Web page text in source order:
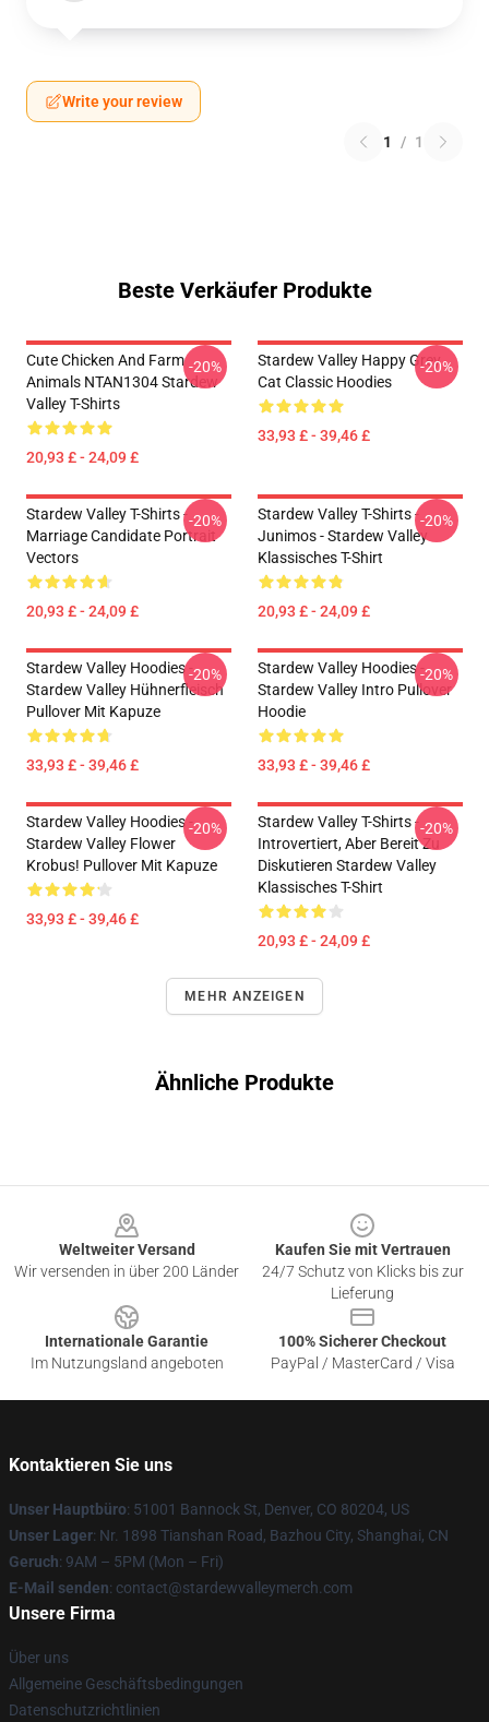
Write your review
1 / 1
Beste Verkäufer Produkte
Cute Chicken And Farm
Animals NTAN1304 Stardew
Valley T-Shirts
20,93 £ - 24,09 £
-20%
Stardew Valley Happy Grey
Cat Classic Hoodies
33,93 £ - 39,46 £
-20%
Stardew Valley T-Shirts -
Marriage Candidate Portrait
Vectors
20,93 £ - 24,09 £
-20%
Stardew Valley T-Shirts -
Junimos - Stardew Valley
Klassisches T-Shirt
20,93 £ - 24,09 £
-20%
Stardew Valley Hoodies -
Stardew Valley Hühnerfleisch
Pullover Mit Kapuze
33,93 £ - 39,46 £
-20%
Stardew Valley Hoodies -
Stardew Valley Intro Pullover
Hoodie
33,93 £ - 39,46 £
-20%
Stardew Valley Hoodies -
Stardew Valley Flower
Krobus! Pullover Mit Kapuze
33,93 £ - 39,46 £
-20%
Stardew Valley T-Shirts -
Introvertiert, Aber Bereit Zu
Diskutieren Stardew Valley
Klassisches T-Shirt
20,93 £ - 24,09 £
-20%
MEHR ANZEIGEN
Ähnliche Produkte
Weltweiter Versand
Wir versenden in über 200 Länder
Kaufen Sie mit Vertrauen
24/7 Schutz von Klicks bis zur
Lieferung
Internationale Garantie
Im Nutzungsland angeboten
100% Sicherer Checkout
PayPal / MasterCard / Visa
Kontaktieren Sie uns
Unser Hauptbüro: 51001 Bannock St, Denver, CO 80204, US
Unser Lager: Nr. 1898 Tianshan Road, Bazhou City, Shanghai, CN
Geruch: 9AM – 5PM (Mon – Fri)
E-Mail senden: contact@stardewvalleymerch.com
Unsere Firma
Über uns
Allgemeine Geschäftsbedingungen
Datenschutzrichtlinien